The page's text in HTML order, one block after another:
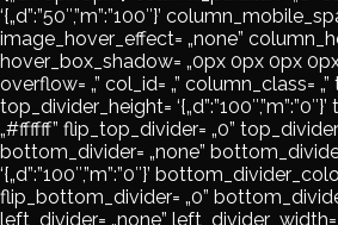
‘{„d”:”50″,”m”:”100″}’
image_hover_effect= „none”
hover_box_shadow= „0px 0px 0px
overflow= „” col_id= „” column_class=
top_divider_height=
„#ffffff” flip_top_divider= „0”
bottom_divider= „none”
‘{„d”:”100″,”m”:”0″}’
flip_bottom_divider= „0”
left_divider= „none” left_divider_width=